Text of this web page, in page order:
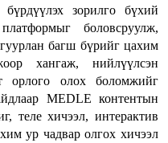
зорилго бүхий
боловсруулж,
багш бүрийг цахим
хангаж, нийлүүлсэн
орлого олох боломжийг
MEDLE контентын
теле хичээл, интерактив
ур чадвар олгох хичээл